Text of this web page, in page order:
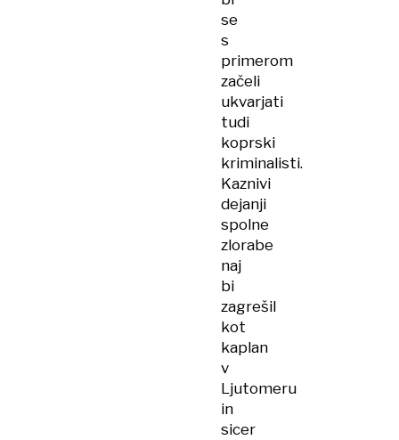
se
s
primerom
začeli
ukvarjati
tudi
koprski
kriminalisti.
Kaznivi
dejanji
spolne
zlorabe
naj
bi
zagrešil
kot
kaplan
v
Ljutomeru
in
sicer